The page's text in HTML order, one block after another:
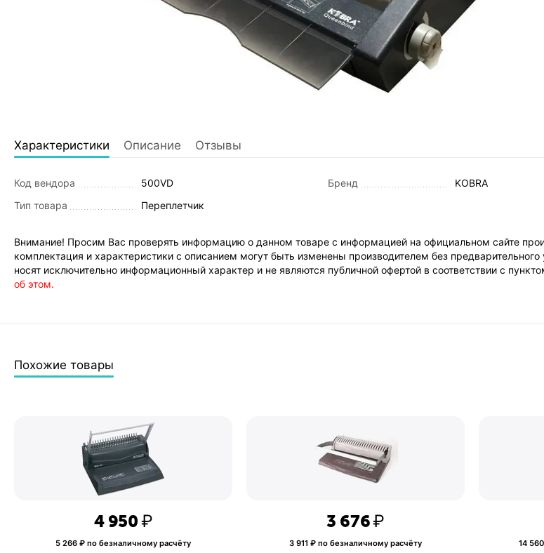
Характеристики Описание Отзывы
Код вендора
500VD
Тип товара
Переплетчик
Бренд KOBRA
Внимание! Просим Вас проверять информацию о данном товаре с информацией на официальном сайте
комплектация и характеристики с описанием могут быть изменены производителем без
носят исключительно информационный характер и не являются публичной офертой в соответствии с
об этом.
Похожие товары
4 950₽
5 266 ₽ по безналичному расчёту
3 676₽
3 911 ₽ по безналичному расчёту 14 560